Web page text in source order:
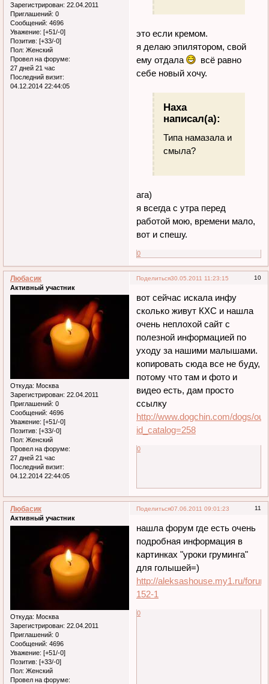
Зарегистрирован: 22.04.2011
Приглашений: 0
Сообщений: 4696
Уважение: [+51/-0]
Позитив: [+33/-0]
Пол: Женский
Провел на форуме:
27 дней 21 час
Последний визит:
04.12.2014 22:44:05
это если кремом.
я делаю эпилятором, свой
ему отдала
всё равно
себе новый хочу.
Наха
написал(а):
Типа намазала и
смыла?
ага)
я всегда с утра перед
работой мою, времени мало,
вот и спешу.
0
Поделиться 10
30.05.2011 11:23:15
Любасик
Активный участник
Откуда: Москва
Зарегистрирован: 22.04.2011
Приглашений: 0
Сообщений: 4696
Уважение: [+51/-0]
Позитив: [+33/-0]
Пол: Женский
Провел на форуме:
27 дней 21 час
Последний визит:
04.12.2014 22:44:05
вот сейчас искала инфу
сколько живут КХС и нашла
очень неплохой сайт с
полезной информацией по
уходу за нашими малышами.
копировать сюда все не буду,
потому что там и фото и
видео есть, дам просто
ссылку
http://www.dogchin.com/dogs/
id_catalog=258
0
Поделиться 11
07.06.2011 09:01:23
Любасик
Активный участник
Откуда: Москва
Зарегистрирован: 22.04.2011
Приглашений: 0
Сообщений: 4696
Уважение: [+51/-0]
Позитив: [+33/-0]
Пол: Женский
Провел на форуме:
нашла форум где есть очень
подробная информация в
картинках "уроки груминга"
для голышей=)
http://aleksashouse.my1.ru/
152-1
0